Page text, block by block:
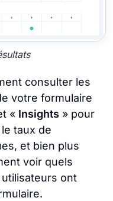
consulter les
votre formulaire
« Insights » pour
taux de
et bien plus
voir quels
ont